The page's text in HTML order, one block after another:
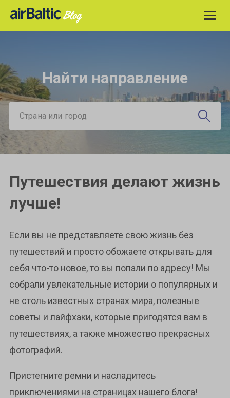
Найти направление
Страна или город
Путешествия делают жизнь
лучше!
Если вы не представляете свою жизнь без
путешествий и просто обожаете открывать для
себя что-то новое, то вы попали по адресу! Мы
собрали увлекательные истории о популярных и
не столь известных странах мира, полезные
советы и лайфхаки, которые пригодятся вам в
путешествиях, а также множество прекрасных
фотографий.
Пристегните ремни и насладитесь
приключениями на страницах нашего блога!